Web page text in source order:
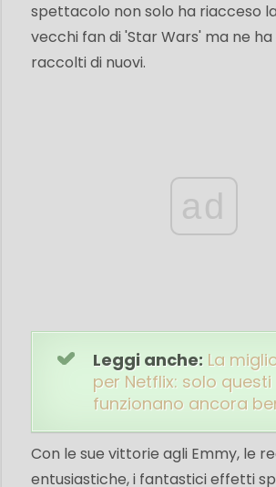
spettacolo non solo ha riacceso
vecchi fan di 'Star Wars' ma ne
raccolti di nuovi.
ad
Leggi anche: La
per Netflix: solo questi
funzionano ancora
Con le sue vittorie agli Emmy, le
entusiastiche, i fantastici effetti